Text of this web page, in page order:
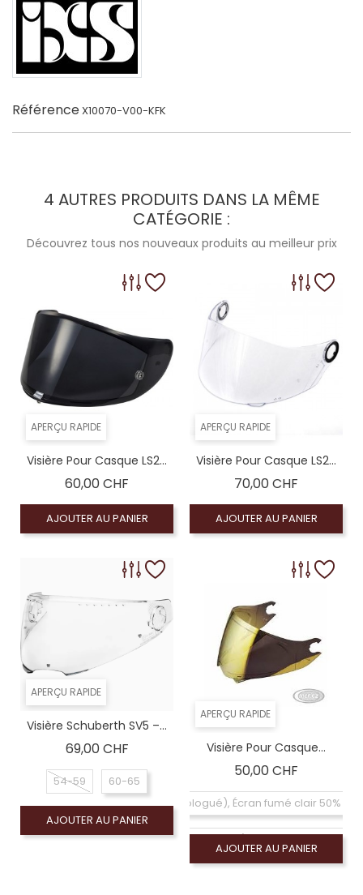
RéférenceX10070-V00-KFK
4 AUTRES PRODUITS DANS LA MÊME
CATÉGORIE :
Découvrez tous nos nouveaux produits au meilleur prix
APERÇU RAPIDE
Visière Pour Casque LS2...
60,00 CHF
AJOUTER AU PANIER
APERÇU RAPIDE
Visière Pour Casque LS2...
70,00 CHF
AJOUTER AU PANIER
APERÇU RAPIDE
Visière Schuberth SV5 –...
69,00 CHFPrix
54-59 60-65
AJOUTER AU PANIER
APERÇU RAPIDE
Visière Pour Casque...
50,00 CHF
Coloré (non homologué), Écran fumé clair 50%
Écran claire (homologué), Visiére homologuée
AJOUTER AU PANIER